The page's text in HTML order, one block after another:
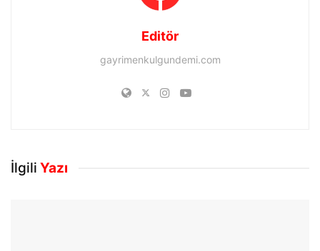
Editör
gayrimenkulgundemi.com
İlgili Yazı